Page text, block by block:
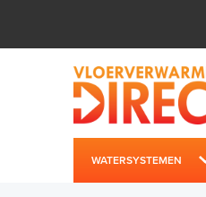
WATERSYSTEMEN